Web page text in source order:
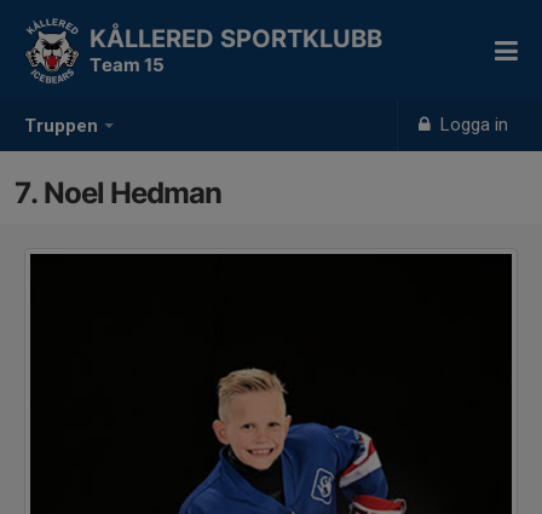
Truppen Logga in
KÅLLERED SPORTKLUBB
Team 15
7. Noel Hedman